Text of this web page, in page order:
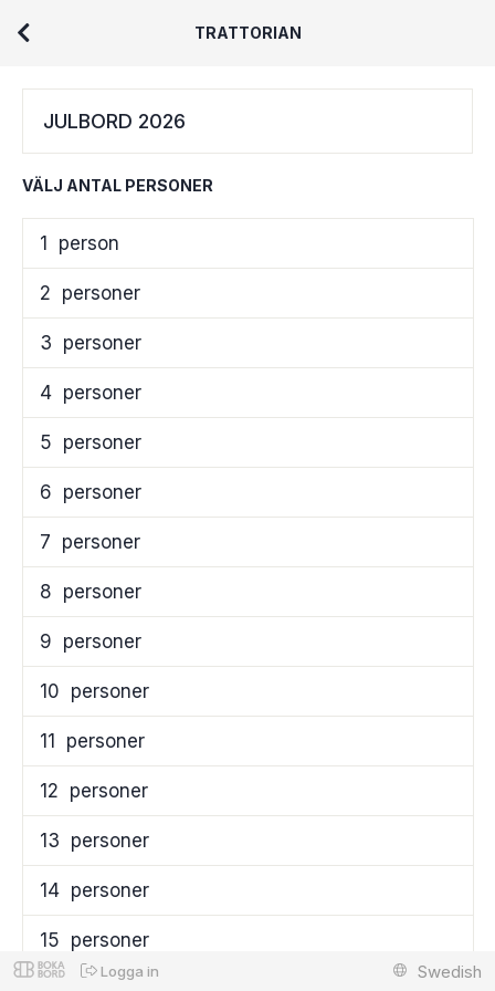
TRATTORIAN
JULBORD 2026
VÄLJ ANTAL PERSONER
1 person
2 personer
3 personer
4 personer
5 personer
6 personer
7 personer
8 personer
9 personer
10 personer
11 personer
12 personer
13 personer
14 personer
15 personer
Logga in Swedish